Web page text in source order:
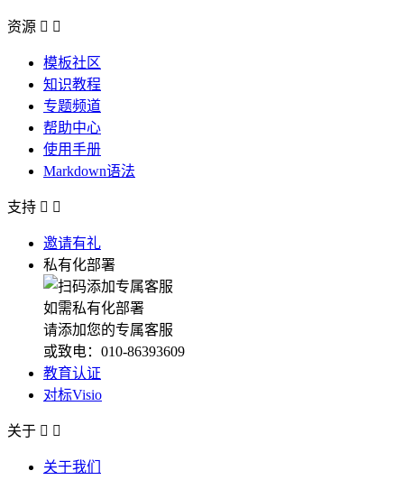
资源  
模板社区
知识教程
专题频道
帮助中心
使用手册
Markdown语法
支持  
邀请有礼
私有化部署
如需私有化部署
请添加您的专属客服
或致电：010-86393609
教育认证
对标Visio
关于  
关于我们